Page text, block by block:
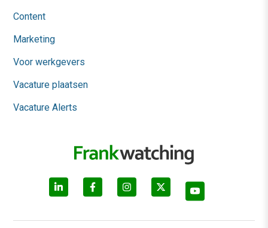
Content
Marketing
Voor werkgevers
Vacature plaatsen
Vacature Alerts